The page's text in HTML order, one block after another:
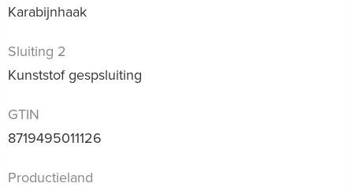
Karabijnhaak
Sluiting 2
Kunststof gespsluiting
GTIN
8719495011126
Productieland